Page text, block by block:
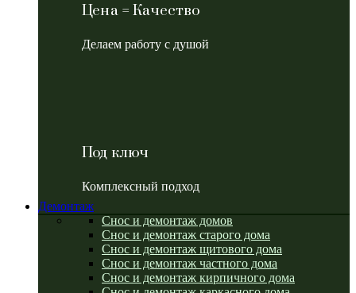
Цена = Качество
Делаем работу с душой
Под ключ
Комплексный подход
Демонтаж
Снос и демонтаж домов
Снос и демонтаж старого дома
Снос и демонтаж щитового дома
Снос и демонтаж частного дома
Снос и демонтаж кирпичного дома